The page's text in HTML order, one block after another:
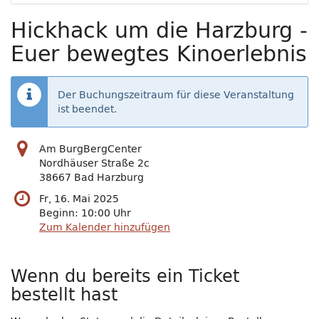
Hickhack um die Harzburg -
Euer bewegtes Kinoerlebnis
Der Buchungszeitraum für diese Veranstaltung
ist beendet.
Am BurgBergCenter
Nordhäuser Straße 2c
38667 Bad Harzburg
Fr, 16. Mai 2025
Beginn: 10:00 Uhr
Zum Kalender hinzufügen
Wenn du bereits ein Ticket
bestellt hast